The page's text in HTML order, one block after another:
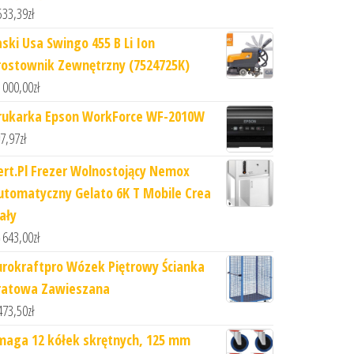
zł
Usa Swingo 455 B Li Ion
Zewnętrzny (7524725K)
zł
Epson WorkForce WF-2010W
zł
Frezer Wolnostojący Nemox
Gelato 6K T Mobile Crea
zł
Wózek Piętrowy Ścianka
Zawieszana
zł
12 kółek skrętnych, 125 mm